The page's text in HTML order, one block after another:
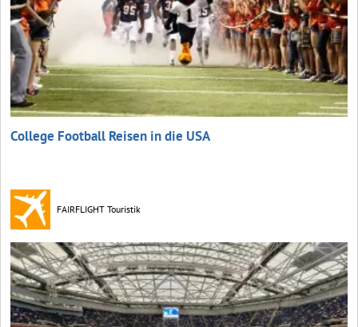
College Football Reisen in die USA
FAIRFLIGHT Touristik